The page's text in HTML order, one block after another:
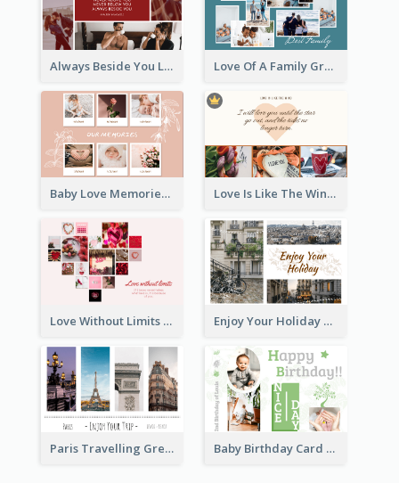
Always Beside You Love Greeting Card Love Of A Family Greeting Card
Baby Love Memories Greeting Card Love Is Like The Wind Greeting Card
Love Without Limits Greeting Card Enjoy Your Holiday Greeting Card
Paris Travelling Greeting Card Baby Birthday Card